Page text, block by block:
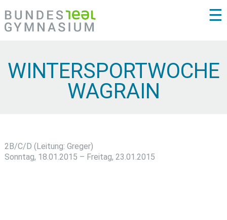
☰
WINTERSPORTWOCHE
WAGRAIN
2B/C/D (Leitung: Greger)
Sonntag, 18.01.2015 – Freitag, 23.01.2015